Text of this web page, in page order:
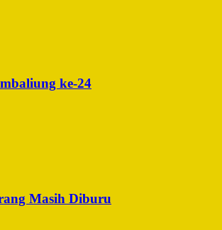
ke-24
Masih Diburu